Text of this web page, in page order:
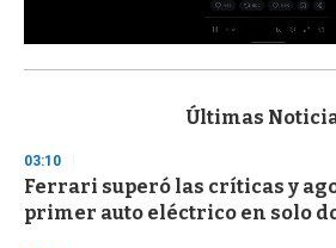
s
d
s
o
f
Últimas
03:10
Ferrari superó las críticas y
primer auto eléctrico en solo